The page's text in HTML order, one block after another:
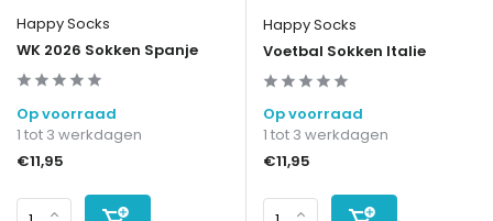
Happy Socks
WK 2026 Sokken Spanje
Op voorraad
1 tot 3 werkdagen
€11,95
Happy Socks
Voetbal Sokken Italie
Op voorraad
1 tot 3 werkdagen
€11,95